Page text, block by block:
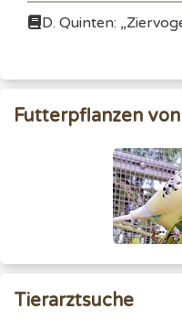
D. Quinten:
Futterpflanzen
Tierarztsuche